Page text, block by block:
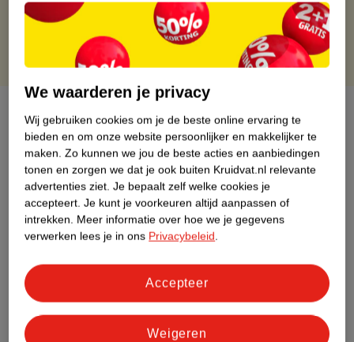
Gratis punten met je Kruidvat kaart
Over dit product
Productinformatie
Etiketinformatie
Nature Impact Score
Dit product heeft (nog) geen Nature
Impact Score.
We waarderen je privacy
Wij gebruiken cookies om je de beste online ervaring te
bieden en om onze website persoonlijker en makkelijker te
maken. Zo kunnen we jou de beste acties en aanbiedingen
tonen en zorgen we dat je ook buiten Kruidvat.nl relevante
advertenties ziet. Je bepaalt zelf welke cookies je
accepteert. Je kunt je voorkeuren altijd aanpassen of
intrekken. Meer informatie over hoe we je gegevens
verwerken lees je in ons Privacybeleid.
Weigeren
Accepteer